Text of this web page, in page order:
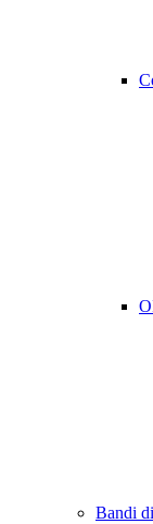
Bandi